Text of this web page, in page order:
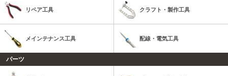
リペア工具 クラフト・製作工具
メインテナンス工具 配線・電気工具
パーツ